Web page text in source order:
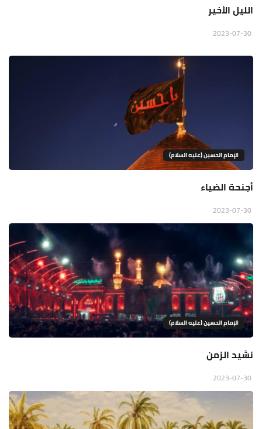
الليل الأخير
الإمام الحسين (عليه السلام)
أجنحة الضياء
الإمام الحسين (عليه السلام)
نشيد الزمن